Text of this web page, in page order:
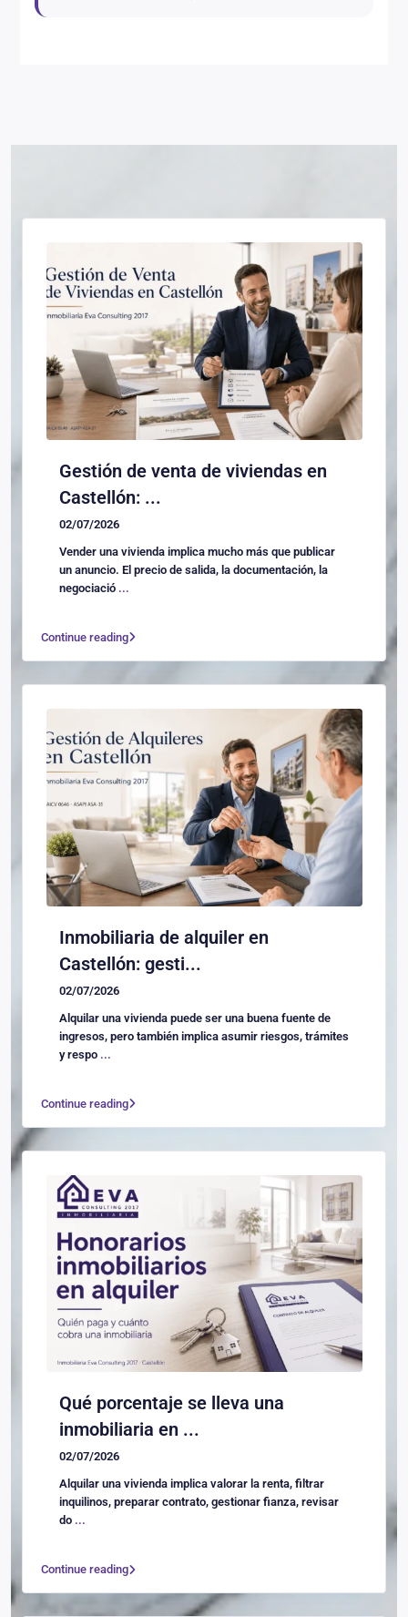
Gestión de venta de viviendas en
Castellón: ...
02/07/2026
Vender una vivienda implica mucho más que publicar
un anuncio. El precio de salida, la documentación, la
negociació ...
Continue reading
Inmobiliaria de alquiler en
Castellón: gesti...
02/07/2026
Alquilar una vivienda puede ser una buena fuente de
ingresos, pero también implica asumir riesgos, trámites
y respo ...
Continue reading
Qué porcentaje se lleva una
inmobiliaria en ...
02/07/2026
Alquilar una vivienda implica valorar la renta, filtrar
inquilinos, preparar contrato, gestionar fianza, revisar
do ...
Continue reading